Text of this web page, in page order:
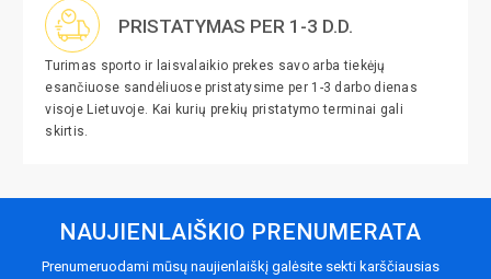
PRISTATYMAS PER 1-3 D.D.
Turimas sporto ir laisvalaikio prekes savo arba tiekėjų
esančiuose sandėliuose pristatysime per 1-3 darbo dienas
visoje Lietuvoje. Kai kurių prekių pristatymo terminai gali
skirtis.
NAUJIENLAIŠKIO PRENUMERATA
Prenumeruodami mūsų naujienlaiškį galėsite sekti karščiausias